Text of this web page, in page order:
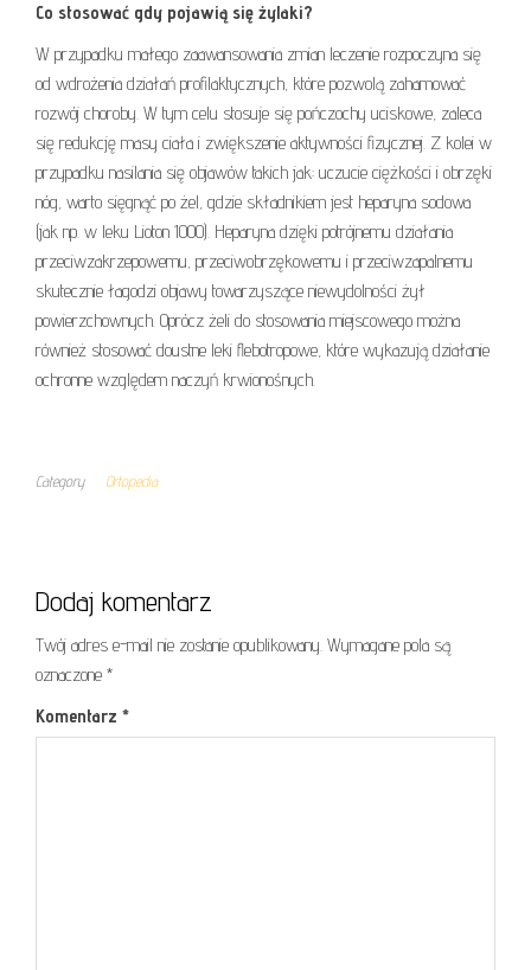
Co stosować gdy pojawią się żylaki?
W przypadku małego zaawansowania zmian leczenie rozpoczyna się
od wdrożenia działań profilaktycznych, które pozwolą zahamować
rozwój choroby. W tym celu stosuje się pończochy uciskowe, zaleca
się redukcję masy ciała i zwiększenie aktywności fizycznej. Z kolei w
przypadku nasilania się objawów takich jak: uczucie ciężkości i obrzęki
nóg, warto sięgnąć po żel, gdzie składnikiem jest heparyna sodowa
(jak np. w leku Lioton 1000). Heparyna dzięki potrójnemu działania
przeciwzakrzepowemu, przeciwobrzękowemu i przeciwzapalnemu
skutecznie łagodzi objawy towarzyszące niewydolności żył
powierzchownych. Oprócz żeli do stosowania miejscowego można
również stosować doustne leki flebotropowe, które wykazują działanie
ochronne względem naczyń krwionośnych.
Category Ortopedia
Dodaj komentarz
Twój adres e-mail nie zostanie opublikowany. Wymagane pola są
oznaczone *
Komentarz *